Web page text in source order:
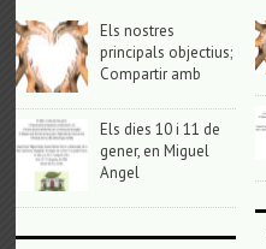
Els nostres
principals objectius;
Compartir amb
Els dies 10 i 11 de
gener, en Miguel
Angel